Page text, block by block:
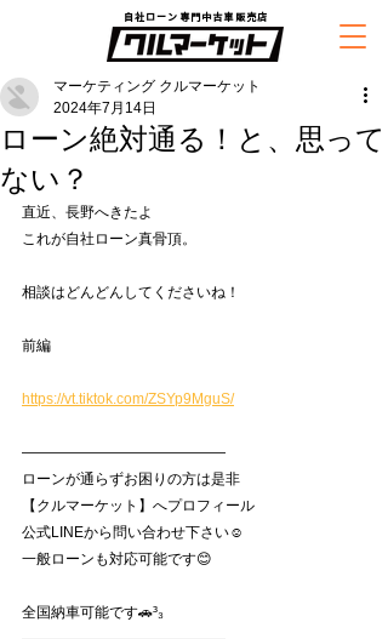
自社ローン専門中古車販売店
ローン絶対通る！と、思って
ない？
マーケティング クルマーケット
2024年7月14日
直近、長野へきたよ
これが自社ローン真骨頂。
相談はどんどんしてくださいね！
前編
https://vt.tiktok.com/ZSYp9MguS/
——————————————
ローンが通らずお困りの方は是非
【クルマーケット】へプロフィール
公式LINEから問い合わせ下さい☺️
一般ローンも対応可能です😊
全国納車可能です🚗³₃